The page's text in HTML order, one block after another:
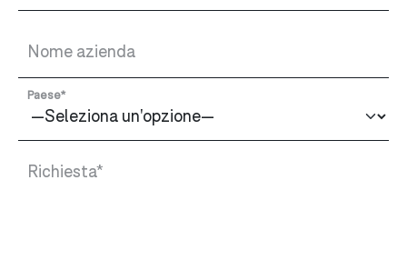
Nome azienda
Paese*
Richiesta*